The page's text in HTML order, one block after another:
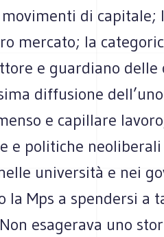
di
mercato; la
e guardiano delle
diffusione
e capillare
e politiche
università e nei
la Mps a spendersi a
esagerava uno